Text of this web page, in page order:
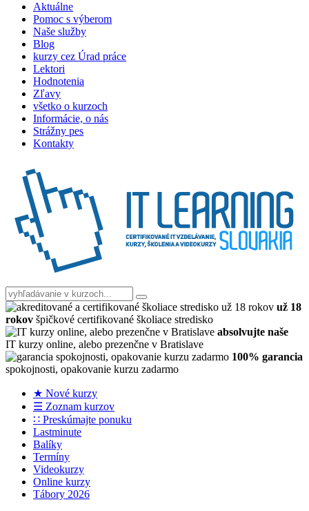
Aktuálne
Pomoc s výberom
Naše služby
Blog
kurzy cez Úrad práce
Lektori
Hodnotenia
Zľavy
všetko o kurzoch
Informácie, o nás
Strážny pes
Kontakty
už 18
rokov špičkové certifikované školiace stredisko
absolvujte naše
IT kurzy online, alebo prezenčne v Bratislave
100% garancia
spokojnosti, opakovanie kurzu zadarmo
★ Nové kurzy
☰ Zoznam kurzov
∷ Preskúmajte ponuku
Lastminute
Balíky
Termíny
Videokurzy
Online kurzy
Tábory 2026